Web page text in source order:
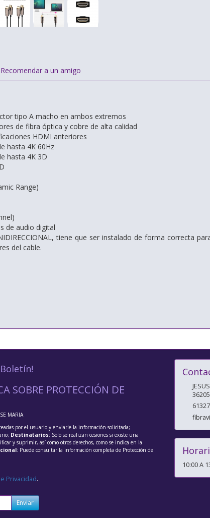
Recomendar a un amigo
tipo A macho en ambos extremos
de fibra óptica y cobre de alta calidad
HDMI anteriores
hasta 4K 60Hz
hasta 4K 3D
Range)
de audio digital
tiene que ser instalado de forma correcta
del cable.
SOBRE PROTECCIÓN DE
MARIA
por el usuario y enviarle la información solicitada;
Destinatarios: Solo se realizan cesiones si existe una
y suprimir, así como otros derechos, como se indica en la
: Puede consultar la información completa de Protección de
Privacidad.
Enviar
36205
10:00 A